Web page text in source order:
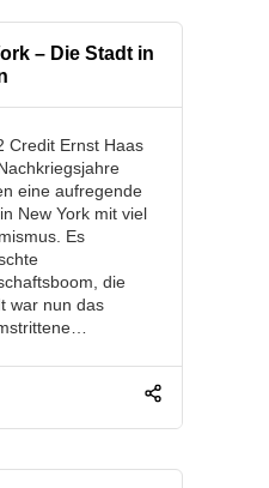
– Die Stadt in
Credit Ernst Haas
eine aufregende
New York mit viel
Es
die
war nun das